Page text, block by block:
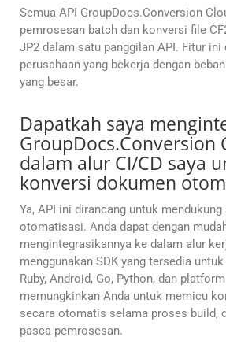
Semua API GroupDocs.Conversion
pemrosesan batch dan konversi file
JP2 dalam satu panggilan API. Fitur ini
perusahaan yang bekerja dengan
yang besar.
Dapatkah saya
GroupDocs.Conversion
dalam alur CI/CD saya
konversi dokumen
Ya, API ini dirancang untuk
otomatisasi. Anda dapat dengan
mengintegrasikannya ke dalam alur
menggunakan SDK yang tersedia untuk
Ruby, Android, Go, Python, dan
memungkinkan Anda untuk memicu
secara otomatis selama proses build,
pasca-pemrosesan.